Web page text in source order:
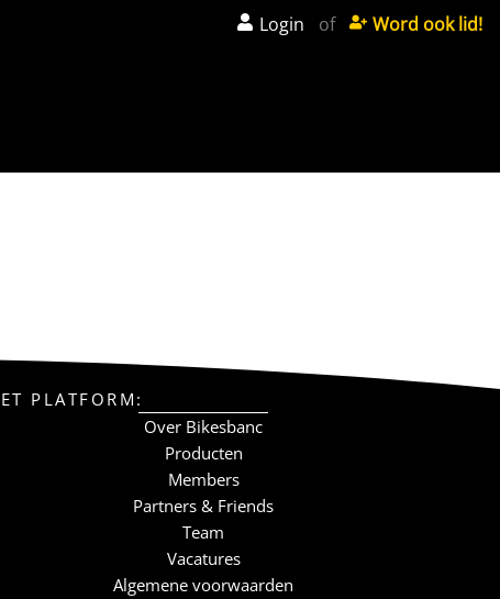
Login of Word ook lid!
PLATFORM:
Over Bikesbanc
Producten
Members
Partners & Friends
Team
Vacatures
Algemene voorwaarden